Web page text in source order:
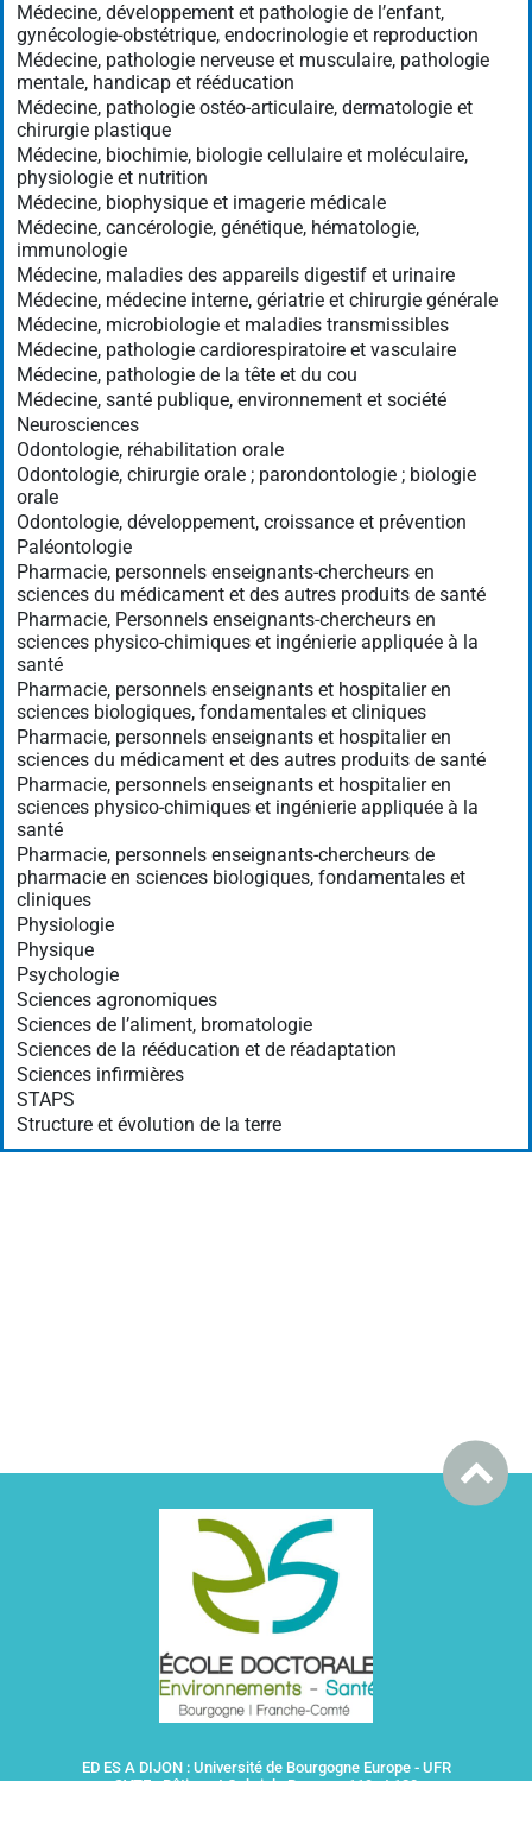
Médecine, développement et pathologie de l’enfant,
gynécologie-obstétrique, endocrinologie et reproduction
Médecine, pathologie nerveuse et musculaire, pathologie
mentale, handicap et rééducation
Médecine, pathologie ostéo-articulaire, dermatologie et
chirurgie plastique
Médecine, biochimie, biologie cellulaire et moléculaire,
physiologie et nutrition
Médecine, biophysique et imagerie médicale
Médecine, cancérologie, génétique, hématologie,
immunologie
Médecine, maladies des appareils digestif et urinaire
Médecine, médecine interne, gériatrie et chirurgie générale
Médecine, microbiologie et maladies transmissibles
Médecine, pathologie cardiorespiratoire et vasculaire
Médecine, pathologie de la tête et du cou
Médecine, santé publique, environnement et société
Neurosciences
Odontologie, réhabilitation orale
Odontologie, chirurgie orale ; parondontologie ; biologie
orale
Odontologie, développement, croissance et prévention
Paléontologie
Pharmacie, personnels enseignants-chercheurs en
sciences du médicament et des autres produits de santé
Pharmacie, Personnels enseignants-chercheurs en
sciences physico-chimiques et ingénierie appliquée à la
santé
Pharmacie, personnels enseignants et hospitalier en
sciences biologiques, fondamentales et cliniques
Pharmacie, personnels enseignants et hospitalier en
sciences du médicament et des autres produits de santé
Pharmacie, personnels enseignants et hospitalier en
sciences physico-chimiques et ingénierie appliquée à la
santé
Pharmacie, personnels enseignants-chercheurs de
pharmacie en sciences biologiques, fondamentales et
cliniques
Physiologie
Physique
Psychologie
Sciences agronomiques
Sciences de l’aliment, bromatologie
Sciences de la rééducation et de réadaptation
Sciences infirmières
STAPS
Structure et évolution de la terre
ED ES A DIJON : Université de Bourgogne Europe - UFR
SVTE - Bâtiment Gabriel - Bureaux 119 et 120